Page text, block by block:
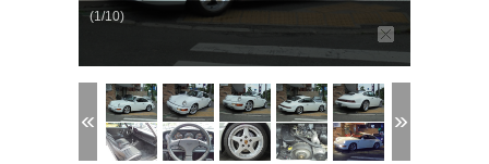
(1/10)